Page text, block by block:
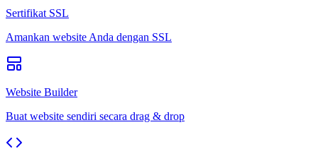
Sertifikat SSL
Amankan website Anda dengan SSL
Website Builder
Buat website sendiri secara drag & drop